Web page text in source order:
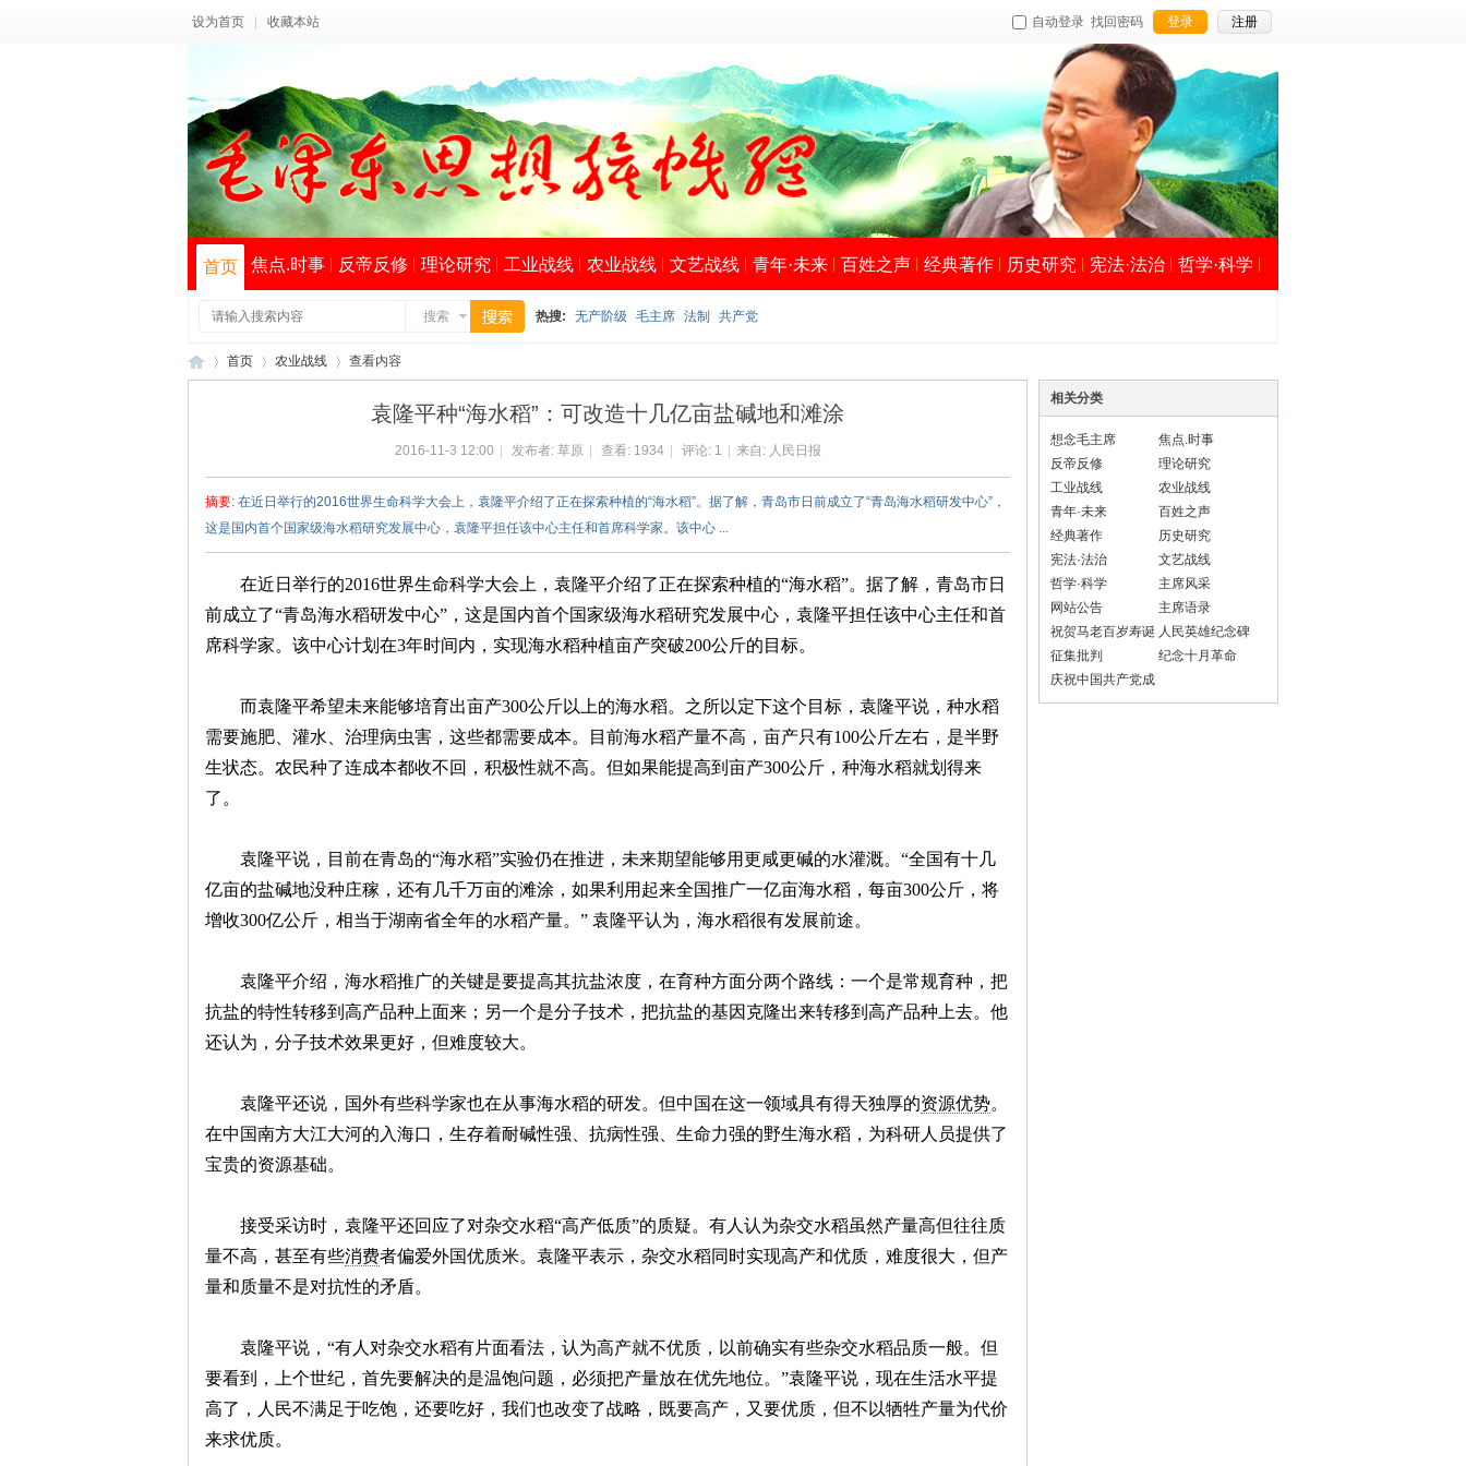
设为首页 收藏本站 自动登录 找回密码 登录 注册
首页 焦点.时事 反帝反修 理论研究 工业战线 农业战线 文艺战线 青年·未来 百姓之声 经典著作 历史研究 宪法·法治 哲学·科学
搜索 热搜: 无产阶级 毛主席 法制 共产党
首页 农业战线 查看内容
袁隆平种“海水稻”：可改造十几亿亩盐碱地和滩涂
2016-11-3 12:00 发布者: 草原 查看: 1934 评论: 1 来自: 人民日报
摘要: 在近日举行的2016世界生命科学大会上，袁隆平介绍了正在探索种植的“海水稻”。据了解，青岛市日前成立了“青岛海水稻研发中心”，
这是国内首个国家级海水稻研究发展中心，袁隆平担任该中心主任和首席科学家。该中心 ...
在近日举行的2016世界生命科学大会上，袁隆平介绍了正在探索种植的“海水稻”。据了解，青岛市日
前成立了“青岛海水稻研发中心”，这是国内首个国家级海水稻研究发展中心，袁隆平担任该中心主任和首
席科学家。该中心计划在3年时间内，实现海水稻种植亩产突破200公斤的目标。
而袁隆平希望未来能够培育出亩产300公斤以上的海水稻。之所以定下这个目标，袁隆平说，种水稻
需要施肥、灌水、治理病虫害，这些都需要成本。目前海水稻产量不高，亩产只有100公斤左右，是半野
生状态。农民种了连成本都收不回，积极性就不高。但如果能提高到亩产300公斤，种海水稻就划得来
了。
袁隆平说，目前在青岛的“海水稻”实验仍在推进，未来期望能够用更咸更碱的水灌溉。“全国有十几
亿亩的盐碱地没种庄稼，还有几千万亩的滩涂，如果利用起来全国推广一亿亩海水稻，每亩300公斤，将
增收300亿公斤，相当于湖南省全年的水稻产量。” 袁隆平认为，海水稻很有发展前途。
袁隆平介绍，海水稻推广的关键是要提高其抗盐浓度，在育种方面分两个路线：一个是常规育种，把
抗盐的特性转移到高产品种上面来；另一个是分子技术，把抗盐的基因克隆出来转移到高产品种上去。他
还认为，分子技术效果更好，但难度较大。
袁隆平还说，国外有些科学家也在从事海水稻的研发。但中国在这一领域具有得天独厚的资源优势。
在中国南方大江大河的入海口，生存着耐碱性强、抗病性强、生命力强的野生海水稻，为科研人员提供了
宝贵的资源基础。
接受采访时，袁隆平还回应了对杂交水稻“高产低质”的质疑。有人认为杂交水稻虽然产量高但往往质
量不高，甚至有些消费者偏爱外国优质米。袁隆平表示，杂交水稻同时实现高产和优质，难度很大，但产
量和质量不是对抗性的矛盾。
袁隆平说，“有人对杂交水稻有片面看法，认为高产就不优质，以前确实有些杂交水稻品质一般。但
要看到，上个世纪，首先要解决的是温饱问题，必须把产量放在优先地位。”袁隆平说，现在生活水平提
高了，人民不满足于吃饱，还要吃好，我们也改变了战略，既要高产，又要优质，但不以牺牲产量为代价
来求优质。
相关分类
想念毛主席
焦点.时事
反帝反修
理论研究
工业战线
农业战线
青年·未来
百姓之声
经典著作
历史研究
宪法·法治
文艺战线
哲学·科学
主席风采
网站公告
主席语录
祝贺马老百岁寿诞 人民英雄纪念碑
征集批判
纪念十月革命
庆祝中国共产党成
立100周年